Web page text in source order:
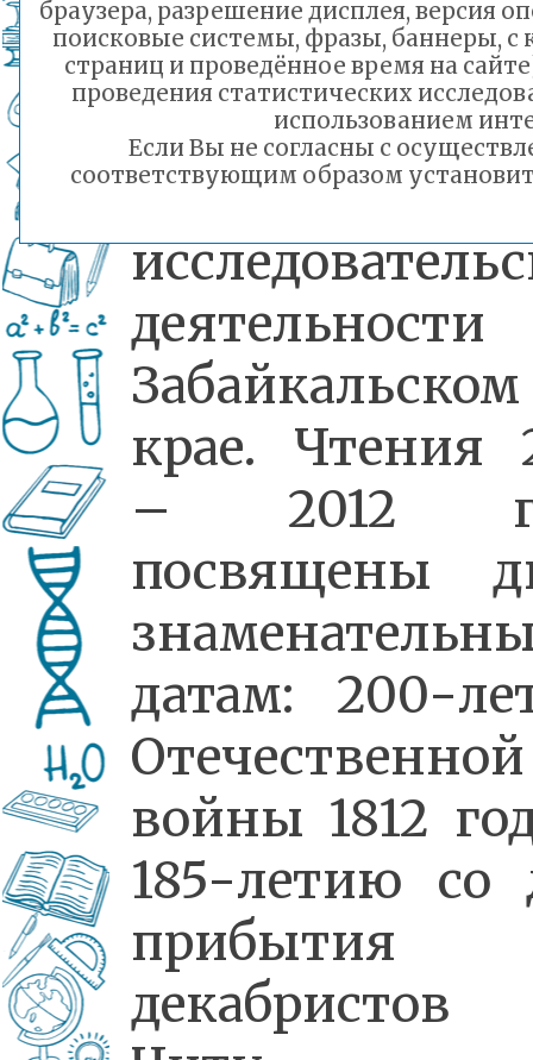
года,
одной из
организации
краеведческой
Забайкальском
крае. Чтения
– 2012
посвящены
датам: 200-
Отечественной
войны 1812
185-летию со
прибытия
браузера, разрешение дисплея, версия
поисковые системы, фразы, баннеры,
страниц и проведённое время на
проведения статистических
использованием
Если Вы не согласны с
соответствующим образом